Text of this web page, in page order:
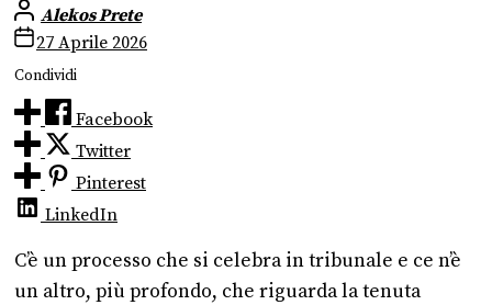
Alekos Prete
27 Aprile 2026
Condividi
Facebook
Twitter
Pinterest
LinkedIn
C’è un processo che si celebra in tribunale e ce n’è
un altro, più profondo, che riguarda la tenuta